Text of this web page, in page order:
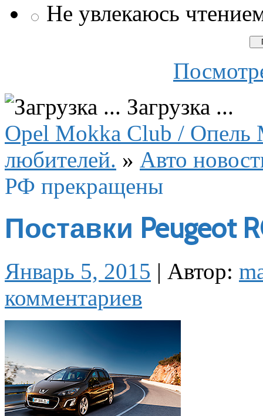
Не увлекаюсь
Загрузка ...
Opel Mokka Club / Опель
любителей. » Авто
РФ прекращены
Поставки Peugeot
Январь 5, 2015 | Автор:
комментариев